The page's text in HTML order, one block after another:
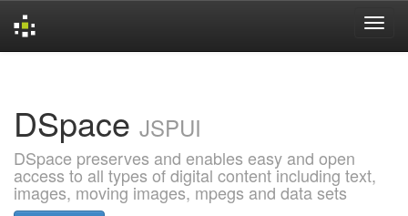
DSpace JSPUI
DSpace preserves and enables easy and open
access to all types of digital content including text,
images, moving images, mpegs and data sets